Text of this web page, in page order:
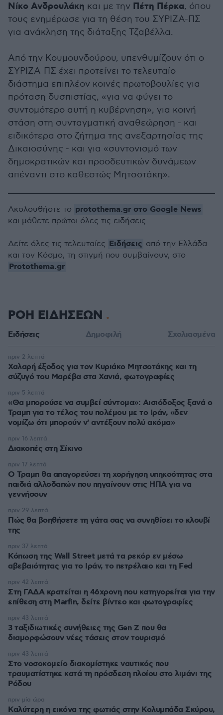
Νίκο Ανδρουλάκη και με την Πέτη Πέρκα, όπου
τους ενημέρωσε για τη θέση του ΣΥΡΙΖΑ-ΠΣ
για ανάκληση της διάταξης Τζαβέλλα.
Από την Κουμουνδούρου, υπενθυμίζουν ότι ο
ΣΥΡΙΖΑ-ΠΣ έχει προτείνει το τελευταίο
διάστημα επιπλέον κοινές πρωτοβουλίες για
πρόταση δυσπιστίας, «για να φύγει το
συντομότερο αυτή η κυβέρνηση», για κοινή
στάση στη συνταγματική αναθεώρηση - και
ειδικότερα στο ζήτημα της ανεξαρτησίας της
Δικαιοσύνης - και για «συντονισμό των
δημοκρατικών και προοδευτικών δυνάμεων
απέναντι στο καθεστώς Μητσοτάκη».
Ακολουθήστε το protothema.gr στο Google News
και μάθετε πρώτοι όλες τις ειδήσεις
Δείτε όλες τις τελευταίες Ειδήσεις από την Ελλάδα
και τον Κόσμο, τη στιγμή που συμβαίνουν, στο
Protothema.gr
ΡΟΗ ΕΙΔΗΣΕΩΝ
Ειδήσεις Δημοφιλή Σχολιασμένα
Χαλαρή έξοδος για τον Κυριάκο Μητσοτάκης και τη
σύζυγό του Μαρέβα στα Χανιά, φωτογραφίες
πριν 2 λεπτά
«Θα μπορούσε να συμβεί σύντομα»: Αισιόδοξος ξανά ο
Τραμπ για το τέλος του πολέμου με το Ιράν, «δεν
νομίζω ότι μπορούν ν' αντέξουν πολύ ακόμα»
πριν 5 λεπτά
Διακοπές στη Σίκινο
πριν 16 λεπτά
Ο Τραμπ θα απαγορεύσει τη χορήγηση υπηκοότητας στα
παιδιά αλλοδαπών που πηγαίνουν στις ΗΠΑ για να
γεννήσουν
πριν 17 λεπτά
Πώς θα βοηθήσετε τη γάτα σας να συνηθίσει το κλουβί
της
πριν 29 λεπτά
Κόπωση της Wall Street μετά τα ρεκόρ εν μέσω
αβεβαιότητας για το Ιράν, το πετρέλαιο και τη Fed
πριν 37 λεπτά
Στη ΓΑΔΑ κρατείται η 46χρονη που κατηγορείται για την
επίθεση στη Marfin, δείτε βίντεο και φωτογραφίες
πριν 42 λεπτά
3 ταξιδιωτικές συνήθειες της Gen Z που θα
διαμορφώσουν νέες τάσεις στον τουρισμό
πριν 43 λεπτά
Στο νοσοκομείο διακομίστηκε ναυτικός που
τραυματίστηκε κατά τη πρόσδεση πλοίου στο λιμάνι της
Ρόδου
πριν 43 λεπτά
Καλύτερη η εικόνα της φωτιάς στην Κολυμπάδα Σκύρου,
πριν μία ώρα